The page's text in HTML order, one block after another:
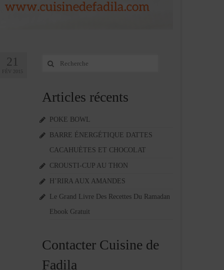
21
FÉV 2015
Rechercher
Articles récents
POKE BOWL
BARRE ÉNERGÉTIQUE DATTES
CACAHUÈTES ET CHOCOLAT
CROUSTI-CUP AU THON
H’RIRA AUX AMANDES
Le Grand Livre Des Recettes Du Ramadan
Ebook Gratuit
Contacter Cuisine de
Fadila